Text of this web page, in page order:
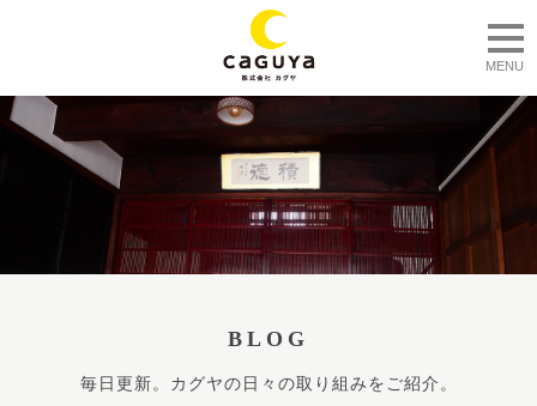
MENU
BLOG
毎日更新。カグヤの日々の取り組みをご紹介。